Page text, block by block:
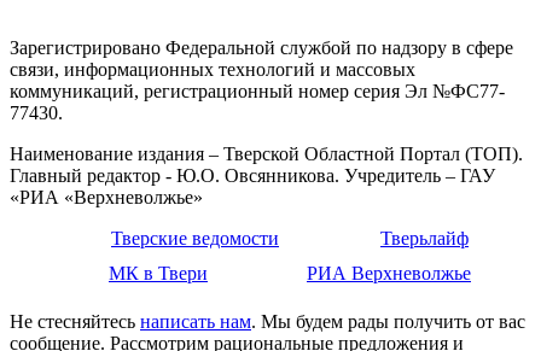
Зарегистрировано Федеральной службой по надзору в сфере
связи, информационных технологий и массовых
коммуникаций, регистрационный номер серия Эл №ФС77-
77430.
Наименование издания – Тверской Областной Портал (ТОП).
Главный редактор - Ю.О. Овсянникова. Учредитель – ГАУ
«РИА «Верхневолжье»
Тверские ведомости
Тверьлайф
МК в Твери
РИА Верхневолжье
Не стесняйтесь написать нам. Мы будем рады получить от вас
сообщение. Рассмотрим рациональные предложения и